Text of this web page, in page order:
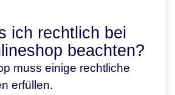
ich rechtlich bei
beachten?
muss einige rechtliche
erfüllen.